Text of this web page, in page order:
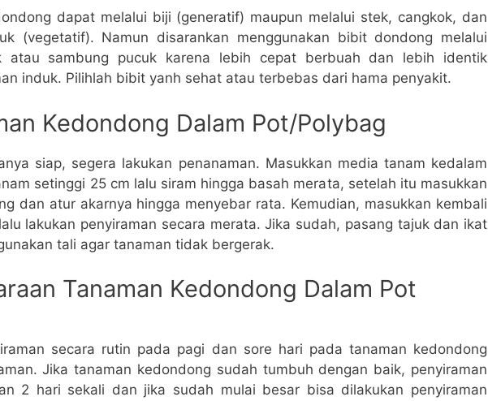
dapat melalui biji (generatif) maupun melalui stek, cangkok, dan
(vegetatif). Namun disarankan menggunakan bibit dondong melalui
atau sambung pucuk karena lebih cepat berbuah dan lebih identik
induk. Pilihlah bibit yanh sehat atau terbebas dari hama penyakit.
Kedondong Dalam Pot/Polybag
siap, segera lakukan penanaman. Masukkan media tanam kedalam
setinggi 25 cm lalu siram hingga basah merata, setelah itu masukkan
dan atur akarnya hingga menyebar rata. Kemudian, masukkan kembali
lakukan penyiraman secara merata. Jika sudah, pasang tajuk dan ikat
tali agar tanaman tidak bergerak.
Tanaman Kedondong Dalam Pot
secara rutin pada pagi dan sore hari pada tanaman kedondong
Jika tanaman kedondong sudah tumbuh dengan baik, penyiraman
2 hari sekali dan jika sudah mulai besar bisa dilakukan penyiraman